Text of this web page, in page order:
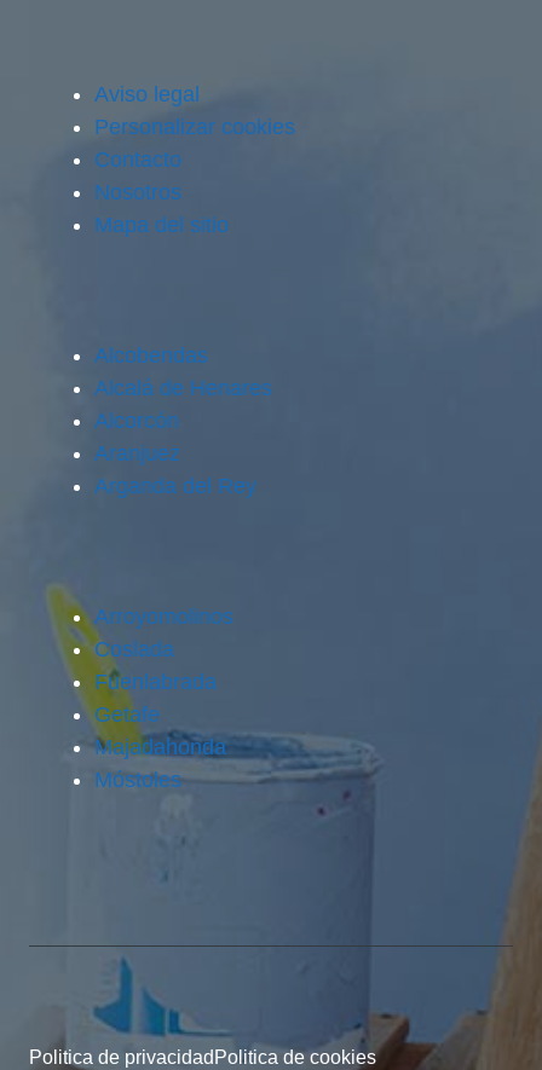
Aviso legal
Personalizar cookies
Contacto
Nosotros
Mapa del sitio
Alcobendas
Alcalá de Henares
Alcorcón
Aranjuez
Arganda del Rey
Arroyomolinos
Coslada
Fuenlabrada
Getafe
Majadahonda
Móstoles
Politica de privacidad Politica de cookies